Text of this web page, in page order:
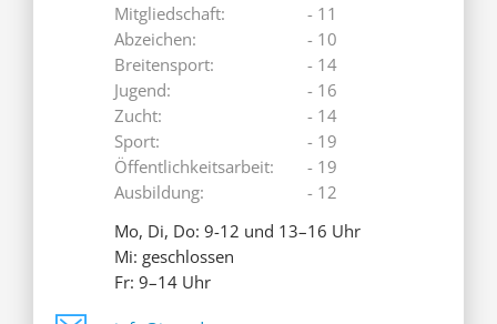
Mitgliedschaft:
Abzeichen:
Breitensport:
Jugend:
Zucht:
Sport:
Öffentlichkeitsarbeit:
Ausbildung:
- 11
- 10
- 14
- 16
- 14
- 19
- 19
- 12
Mo, Di, Do: 9-12 und 13–16 Uhr
Mi: geschlossen
Fr: 9–14 Uhr